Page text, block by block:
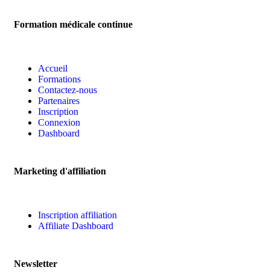
Formation médicale continue
Accueil
Formations
Contactez-nous
Partenaires
Inscription
Connexion
Dashboard
Marketing d'affiliation
Inscription affiliation
Affiliate Dashboard
Newsletter